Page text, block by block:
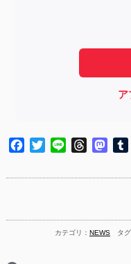
Facebook
TwitterLine Threads
カテゴリ：NEWS タ